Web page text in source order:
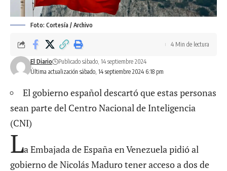
Foto: Cortesía / Archivo
Última actualización sábado, 14 septiembre 2024 6:18 pm
El Diario Publicado sábado, 14 septiembre 2024
4 Min de lectura
El gobierno español descartó que estas personas
sean parte del Centro Nacional de Inteligencia
(CNI)
La Embajada de España en Venezuela pidió al
gobierno de Nicolás Maduro tener acceso a dos de